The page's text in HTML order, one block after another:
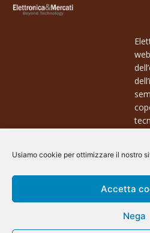
Usiamo cookie per ottimizzare il nostro
Accetta
Nega